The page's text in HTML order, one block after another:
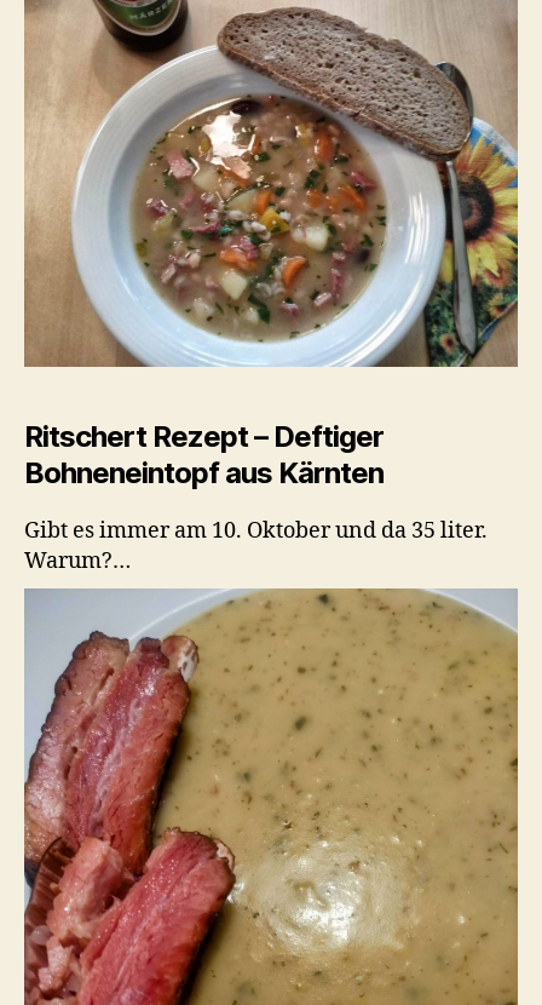
Ritschert Rezept – Deftiger
Bohneneintopf aus Kärnten
Gibt es immer am 10. Oktober und da 35 liter.
Warum?…